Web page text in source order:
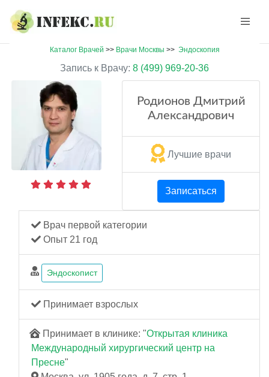
Каталог Врачей >> Врачи Москвы >> Эндоскопия
Запись к Врачу: 8 (499) 969-20-36
Родионов Дмитрий
Александрович
Лучшие врачи
Записаться
Врач первой категории
Опыт 21 год
Эндоскопист
Принимает взрослых
Принимает в клинике: "Открытая клиника
Международный хирургический центр на
Пресне"